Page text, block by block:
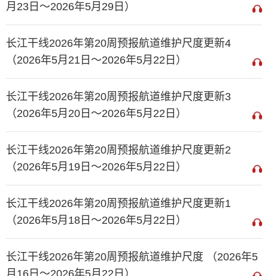
月23日～2026年5月29日）
长江干线2026年第20周预报航道维护尺度更新4
（2026年5月21日～2026年5月22日）
长江干线2026年第20周预报航道维护尺度更新3
（2026年5月20日～2026年5月22日）
长江干线2026年第20周预报航道维护尺度更新2
（2026年5月19日～2026年5月22日）
长江干线2026年第20周预报航道维护尺度更新1
（2026年5月18日～2026年5月22日）
长江干线2026年第20周预报航道维护尺度 （2026年5
月16日～2026年5月22日）